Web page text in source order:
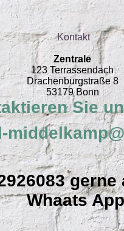
Kontakt
Zentrale
123 Terrassendach
Drachenburgstraße 8
53179 Bonn
Sie
gerne
Whaats App